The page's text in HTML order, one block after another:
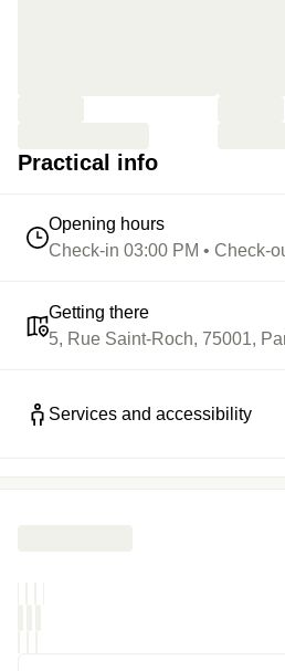
Practical info
Opening hours
Check-in 03:00 PM • Check-
Getting there
5, Rue Saint-Roch, 75001,
Services and accessibility